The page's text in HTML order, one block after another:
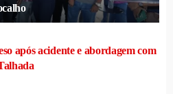
após acidente e abordagem com